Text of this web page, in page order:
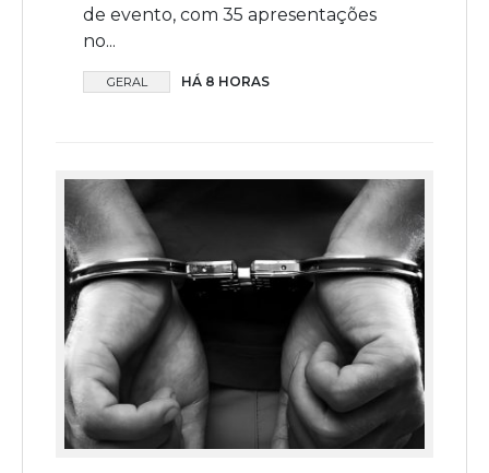
de evento, com 35 apresentações
no...
GERAL HÁ 8 HORAS